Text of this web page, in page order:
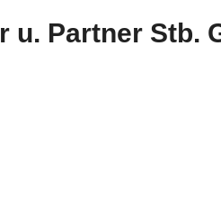
u. Partner Stb.